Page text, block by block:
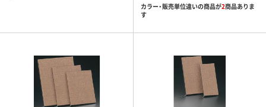
カラー・販売単位違いの商品が2商品ありま
す